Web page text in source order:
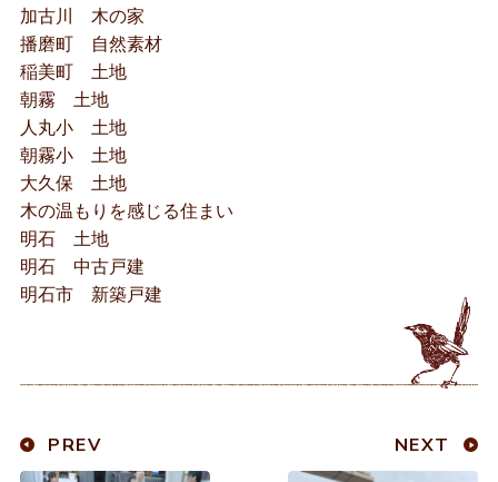
加古川 木の家
播磨町 自然素材
稲美町 土地
朝霧 土地
人丸小 土地
朝霧小 土地
大久保 土地
木の温もりを感じる住まい
明石 土地
明石 中古戸建
明石市 新築戸建
PREV NEXT